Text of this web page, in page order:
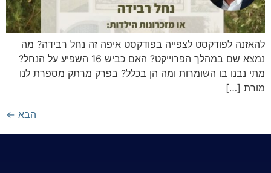
להאזנה לפודקסט לצפייה בפודקסט איפה זה נחל רבידה? מה
נמצא שם במהלך הפרוייקט? האם כביש 16 השפיע על הנחל?
מתי נבנו בו השומרות ומה הן בכלל? בפרק מרתק מספרת לנו
מורת […]
הבא ←